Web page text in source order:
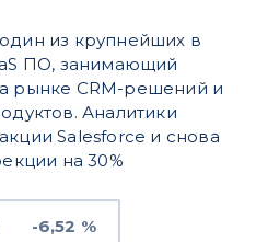
один из крупнейших в
ПО, занимающий
рынке CRM-решений и
Аналитики
Salesforce и снова
на 30%
-6,52 %